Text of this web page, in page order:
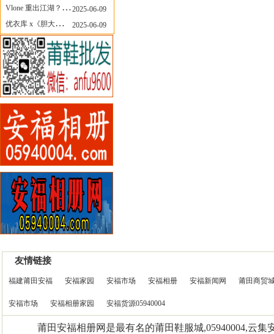
Vlone 重出江湖？突然又要联名，谁能想到！
2025-06-09
优衣库 x《胆大党》新品公布，第二季联动周边来了！
2025-06-09
友情链接
福建莆田安福 安福家园 安福市场 安福相册 安福新闻网 莆田商贸
安福市场 安福相册家园 安福货源05940004
莆田安福相册网是最有名的莆田鞋服城,05940004,云